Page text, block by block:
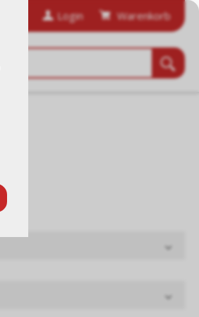
Login Warenkorb